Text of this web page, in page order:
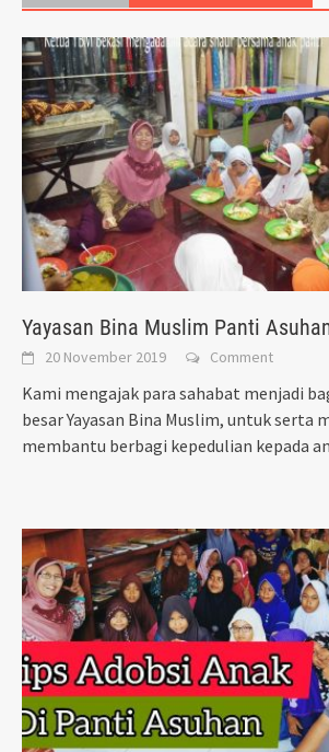
Yayasan Bina Muslim Panti
20 November 2019 Comment
Kami mengajak para sahabat menjadi
besar Yayasan Bina Muslim, untuk serta
membantu berbagi kepedulian kepada